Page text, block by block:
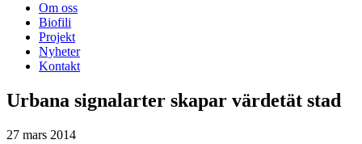
Om oss
Biofili
Projekt
Nyheter
Kontakt
Urbana signalarter skapar värdetät stad
27 mars 2014